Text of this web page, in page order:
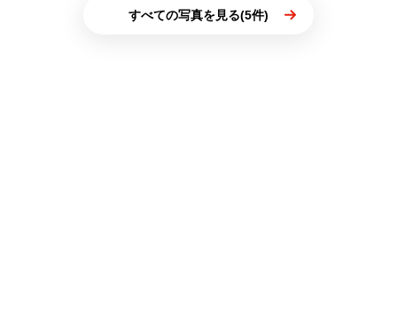
すべての写真を見る(5件)